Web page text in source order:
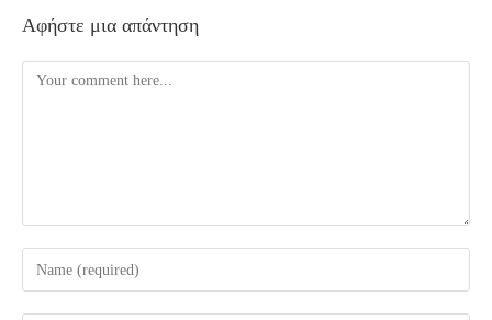
Αφήστε μια απάντηση
Comment
Enter
your
name